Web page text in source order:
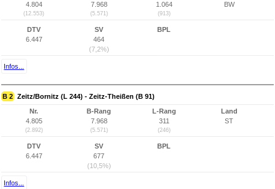
4.804
(12.553)
7.968
(5.571)
1.064
(913)
BW
DTV
6.447
SV
464
(7,2%)
BPL
Infos...
B 2 Zeitz/Bornitz (L 244) - Zeitz-Theißen (B 91)
Nr.
4.805
(2.892)
B-Rang
7.968
(5.571)
L-Rang
311
(246)
Land
ST
DTV
6.447
SV
677
(10,5%)
BPL
Infos...